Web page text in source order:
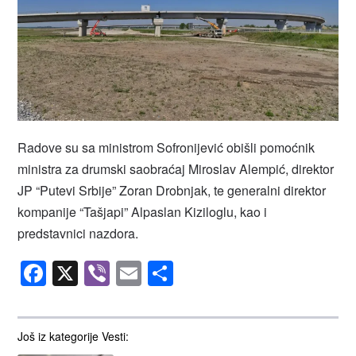
Još iz kategorije Vesti:
Radove su sa ministrom Sofronijević obišli pomoćnik
ministra za drumski saobraćaj Miroslav Alempić, direktor
JP “Putevi Srbije” Zoran Drobnjak, te generalni direktor
kompanije “Tašjapi” Alpaslan Kiziloglu, kao i
predstavnici nazdora.
Facebook
X Viber
Email